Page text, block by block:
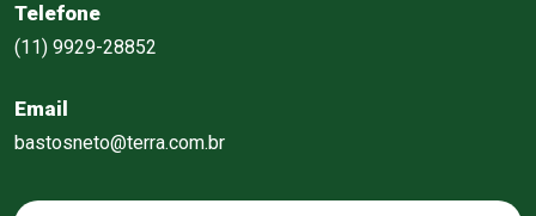
Telefone
(11) 9929-28852
Email
bastosneto@terra.com.br